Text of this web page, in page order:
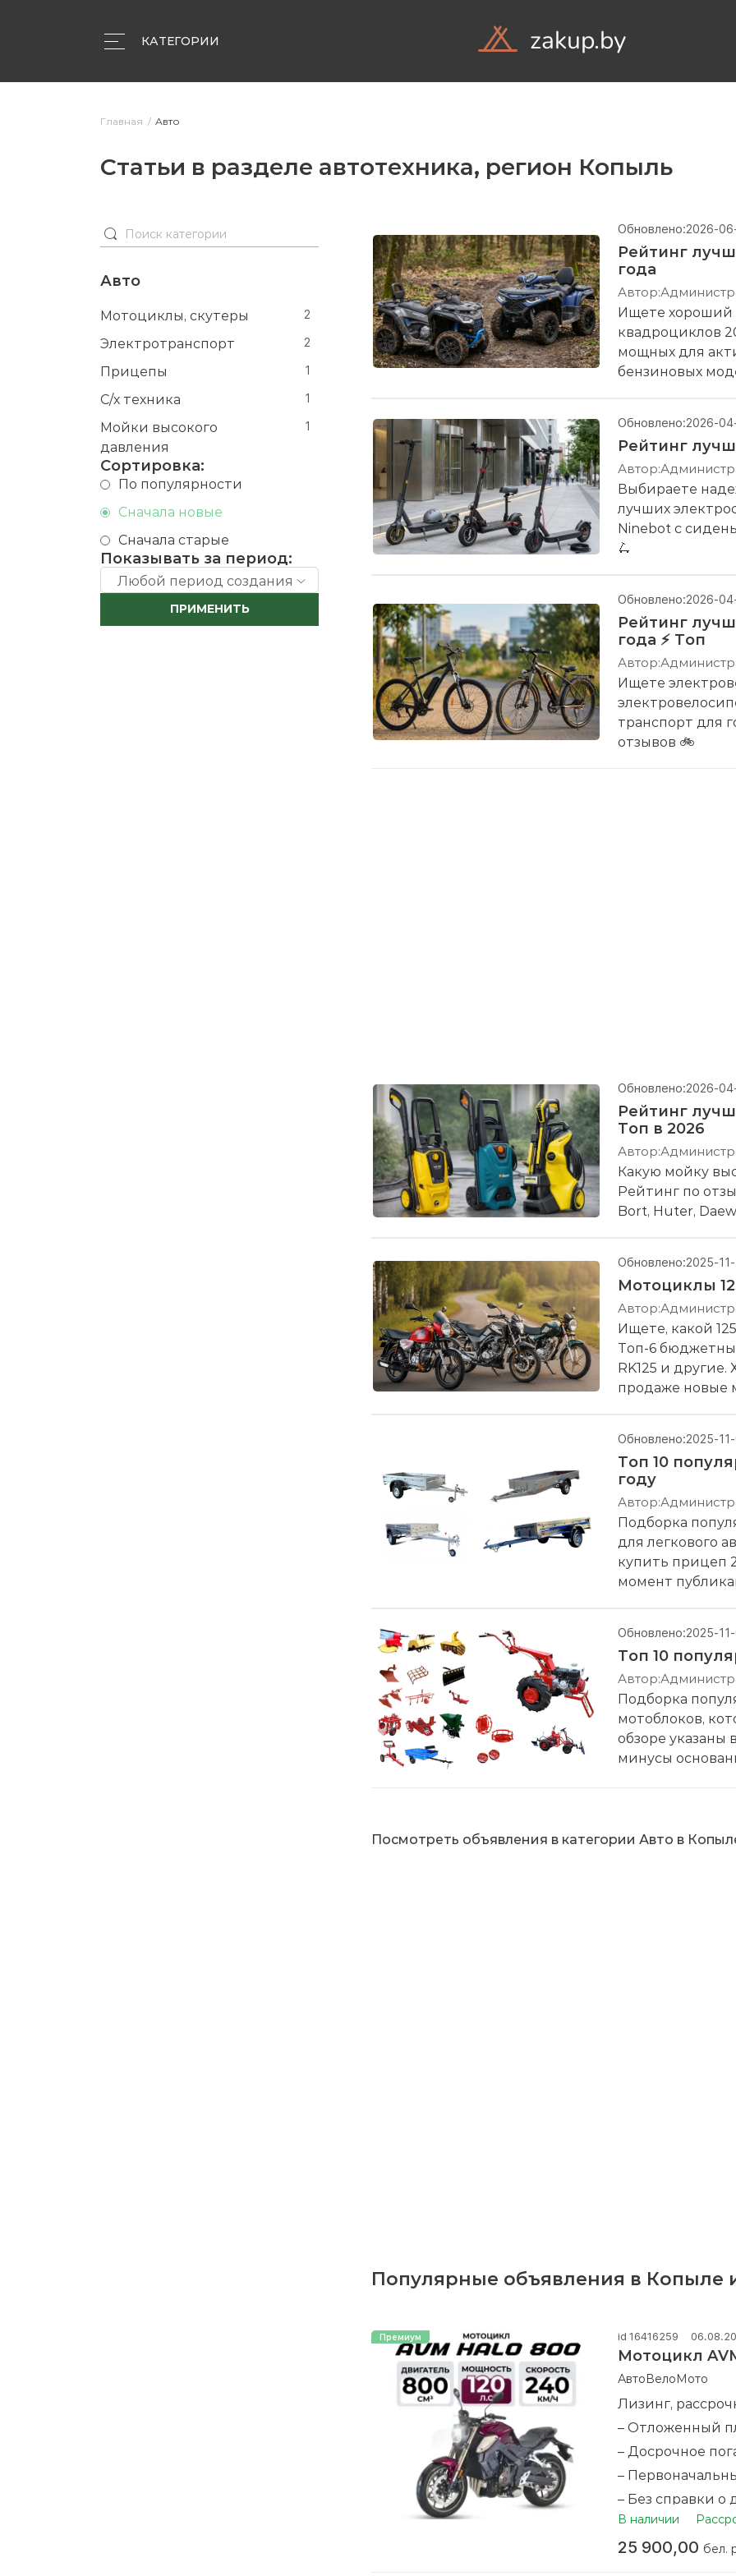
КАТЕГОРИИ zakup.by
Объявления
Главная Авто
Статьи в разделе автотехника, регион Копыль
Авто
Мотоциклы, скутеры 2
Электротранспорт 2
Прицепы 1
С/х техника 1
Мойки высокого
давления
1
Сортировка:
По популярности
Сначала новые
Сначала старые
Показывать за период:
Любой период создания
ПРИМЕНИТЬ
Обновлено:2026-
Рейтинг
года
Автор:
Ищете хороший
квадроциклов
мощных для
бензиновых
Обновлено:2026-
Рейтинг
Автор:
Выбираете
лучших
Ninebot с
🛴
Обновлено:2026-
Рейтинг
года ⚡ Топ
Автор:
Ищете
транспорт для
отзывов 🚲
Обновлено:2026-
Рейтинг
Топ в 2026
Автор:
Какую мойку
Рейтинг по
Bort, Huter,
Обновлено:2025-
Мотоциклы
Автор:
Ищете, какой
Топ-6
RK125 и
продаже новые
Обновлено:2025-
Топ 10
году
Автор:
Подборка
для легкового
купить прицеп
момент
Обновлено:2025-
Топ 10
Автор:
Подборка
мотоблоков,
обзоре указаны
минусы
Посмотреть объявления в категории Авто в
Популярные объявления в Копыле
id 16416259
Мотоцикл
АвтоВелоМото
Лизинг,
– Отложенный
– Досрочное
–
– Без справки о
– Оформление
– Совершая
В наличии
25 900,00 бел.
Объявления